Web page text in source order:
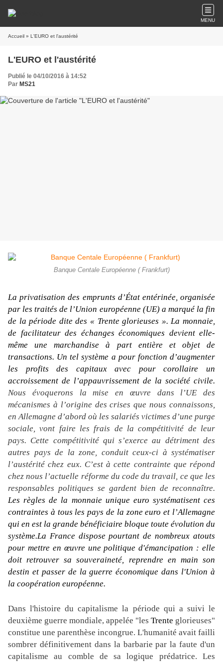
MENU
Accueil » L'EURO et l'austérité
L'EURO et l'austérité
Publié le 04/10/2016 à 14:52
Par MS21
Banque Centale Européenne ( Frankfurt)
La privatisation des emprunts d’État entérinée, organisée
par les traités de l’Union européenne (UE) a marqué la fin
de la période dite des « Trente glorieuses ». La monnaie,
de facilitateur des échanges économiques devient elle-
même une marchandise à part entière et objet de
transactions. Un tel système a pour fonction d’augmenter
les profits des capitaux avec pour corollaire un
accroissement de l’appauvrissement de la société civile.
Nous évoquerons la mise en œuvre dans l’UE des
mécanismes à l’origine des crises que nous connaissons,
en Allemagne d’abord où les salariés victimes d’une purge
sociale, vont faire les frais de la compétitivité de leur
pays. Cette compétitivité qui s’exerce au détriment des
autres pays de la zone, conduit ceux-ci à systématiser
l’austérité chez eux. C’est à cette contrainte que répond
chez nous l’actuelle réforme du code du travail, ce que les
responsables politiques se gardent bien de reconnaître.
Les règles de la monnaie unique euro systématisent ces
contraintes à tous les pays de la zone euro et l’Allemagne
qui en est la grande bénéficiaire bloque toute évolution du
système.La France dispose pourtant de nombreux atouts
pour mettre en œuvre une politique d'émancipation : elle
doit retrouver sa souveraineté, reprendre en main son
destin et passer de la guerre économique dans l'Union à
la coopération européenne.
Dans l'histoire du capitalisme la période qui a suivi le
deuxième guerre mondiale, appelée "les Trente glorieuses"
constitue une parenthèse incongrue. L'humanité avait failli
sombrer définitivement dans la barbarie par la faute d'un
capitalisme au comble de sa logique prédatrice. Les